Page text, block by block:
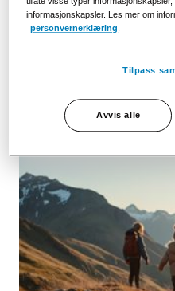
ITX og Instabank
Instabank benytter i dag
Dette gjør det enklere og
informasjonskapsler. Les mer om
personvernerklæring.
Tilpass
Avvis alle